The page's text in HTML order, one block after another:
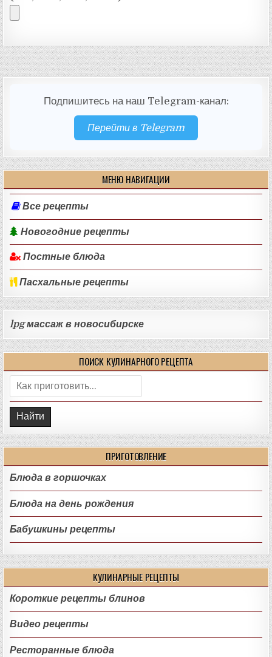
Подпишитесь на наш Telegram-канал:
Перейти в Telegram
МЕНЮ НАВИГАЦИИ
Все рецепты
Новогодние рецепты
Постные блюда
Пасхальные рецепты
lpg массаж в новосибирске
ПОИСК КУЛИНАРНОГО РЕЦЕПТА
Поиск:
ПРИГОТОВЛЕНИЕ
Блюда в горшочках
Блюда на день рождения
Бабушкины рецепты
КУЛИНАРНЫЕ РЕЦЕПТЫ
Короткие рецепты блинов
Видео рецепты
Ресторанные блюда